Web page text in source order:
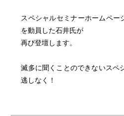
スペシャルセミナーホームペ
を動員した石井氏が
再び登壇します。
滅多に聞くことのできないスペ
逃しなく！